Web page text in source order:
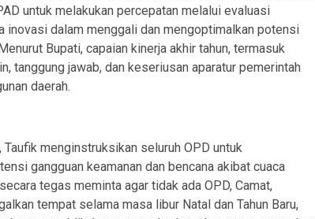
untuk melakukan percepatan melalui evaluasi
inovasi dalam menggali dan mengoptimalkan potensi
Bupati, capaian kinerja akhir tahun, termasuk
tanggung jawab, dan keseriusan aparatur pemerintah
daerah.
Taufik menginstruksikan seluruh OPD untuk
gangguan keamanan dan bencana akibat cuaca
tegas meminta agar tidak ada OPD, Camat,
tempat selama masa libur Natal dan Tahun Baru,